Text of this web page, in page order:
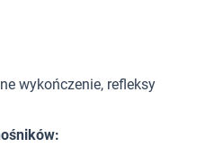
wykończenie, refleksy